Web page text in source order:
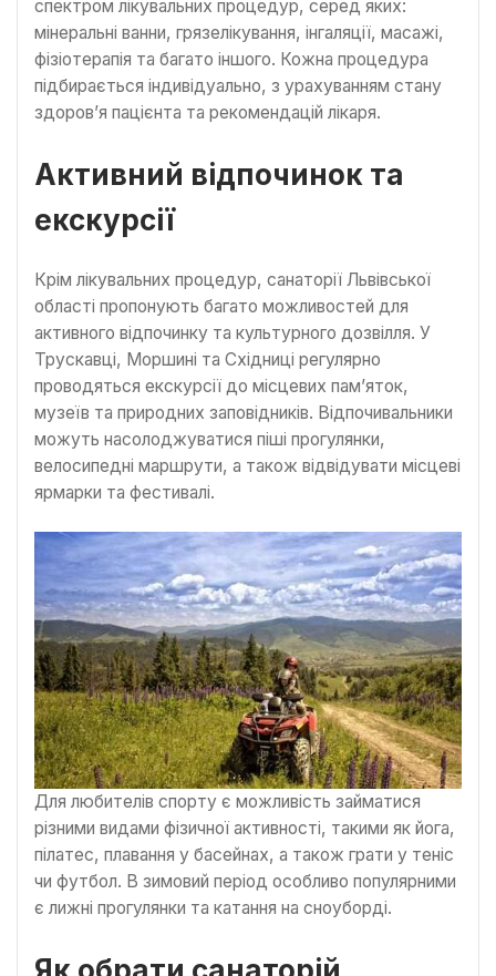
спектром лікувальних процедур, серед яких:
мінеральні ванни, грязелікування, інгаляції, масажі,
фізіотерапія та багато іншого. Кожна процедура
підбирається індивідуально, з урахуванням стану
здоров’я пацієнта та рекомендацій лікаря.
Активний відпочинок та
екскурсії
Крім лікувальних процедур, санаторії Львівської
області пропонують багато можливостей для
активного відпочинку та культурного дозвілля. У
Трускавці, Моршині та Східниці регулярно
проводяться екскурсії до місцевих пам’яток,
музеїв та природних заповідників. Відпочивальники
можуть насолоджуватися піші прогулянки,
велосипедні маршрути, а також відвідувати місцеві
ярмарки та фестивалі.
Для любителів спорту є можливість займатися
різними видами фізичної активності, такими як йога,
пілатес, плавання у басейнах, а також грати у теніс
чи футбол. В зимовий період особливо популярними
є лижні прогулянки та катання на сноуборді.